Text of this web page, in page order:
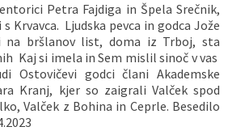
Petra Fajdiga in Špela Srečnik,
Krvavca. Ljudska pevca in godca Jože
bršlanov list, doma iz Trboj, sta
Kaj si imela in Sem mislil sinoč v vas
Ostovičevi godci člani Akademske
Kranj, kjer so zaigrali Valček spod
Valček z Bohina in Ceprle. Besedilo